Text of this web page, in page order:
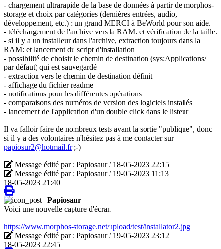
- chargement ultrarapide de la base de données à partir de morphos-
storage et choix par catégories (dernières entrées, audio,
développement, etc.) : un grand MERCI à BeWorld pour son aide.
- téléchargement de l'archive vers la RAM: et vérification de la taille.
- si il y a un installeur dans l'archive, extraction toujours dans la
RAM: et lancement du script d'installation
- possibilité de choisir le chemin de destination (sys:Applications/
par défaut) qui est sauvegardé
- extraction vers le chemin de destination définit
- affichage du fichier readme
- notifications pour les différentes opérations
- comparaisons des numéros de version des logiciels installés
- lancement de l'application d'un double click dans le listeur
Il va falloir faire de nombreux tests avant la sortie "publique", donc
si il y a des volontaires n'hésitez pas à me contacter sur
papiosur2@hotmail.fr;-)
Message édité par : Papiosaur / 18-05-2023 22:15
Message édité par : Papiosaur / 19-05-2023 11:13
18-05-2023 21:40
Papiosaur
Voici une nouvelle capture d'écran
https://www.morphos-storage.net/upload/test/installator2.jpg
Message édité par : Papiosaur / 19-05-2023 23:12
18-05-2023 22:45